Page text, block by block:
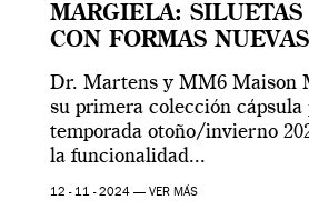
MARGIELA: SILUETAS
CON FORMAS NUEVAS
Dr. Martens y MM6 Maison
su primera colección cápsula
temporada otoño/invierno
la funcionalidad...
12 - 11 - 2024 — VER MÁS